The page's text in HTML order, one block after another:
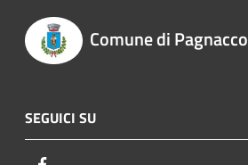
Comune di Pagnacco
SEGUICI SU